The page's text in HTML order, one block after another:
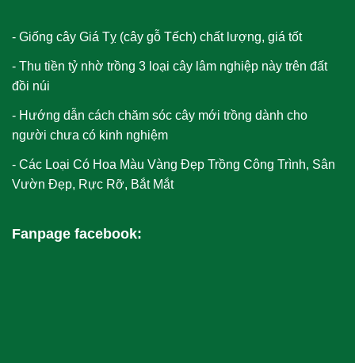
Giống cây Giá Tỵ (cây gỗ Tếch) chất lượng, giá tốt
Thu tiền tỷ nhờ trồng 3 loại cây lâm nghiệp này trên đất
đồi núi
Hướng dẫn cách chăm sóc cây mới trồng dành cho
người chưa có kinh nghiệm
Các Loại Có Hoa Màu Vàng​ Đẹp Trồng Công Trình, Sân
Vườn Đẹp, Rực Rỡ, Bắt Mắt
Fanpage facebook: